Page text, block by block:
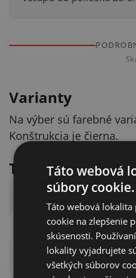
Varianty
Na výber sú farebné
Konštrukcia je čierna.
Technické
Rozmery
Celková výška
Táto webová
súbory cookie.
Táto webová
cookie na zlepšenie
skúsenosti.
lokality vyjadrujete
všetkých súborov